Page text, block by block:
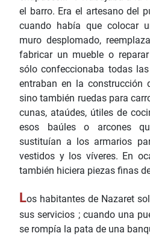
el barro. Era el artesano del
cuando había que colocar
muro desplomado,
fabricar un mueble o
sólo confeccionaba todas
entraban en la construcción
sino también ruedas para
cunas, ataúdes, útiles de
esos baúles o arcones
sustituían a los armarios
vestidos y los víveres. En
también hiciera piezas finas
Los habitantes de Nazaret
sus servicios ; cuando una
se rompía la pata de una